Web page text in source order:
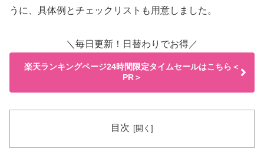
うに、具体例とチェックリストも用意しました。
＼毎日更新！日替わりでお得／
楽天ランキングページ24時間限定タイムセールはこちら＜
PR＞
目次